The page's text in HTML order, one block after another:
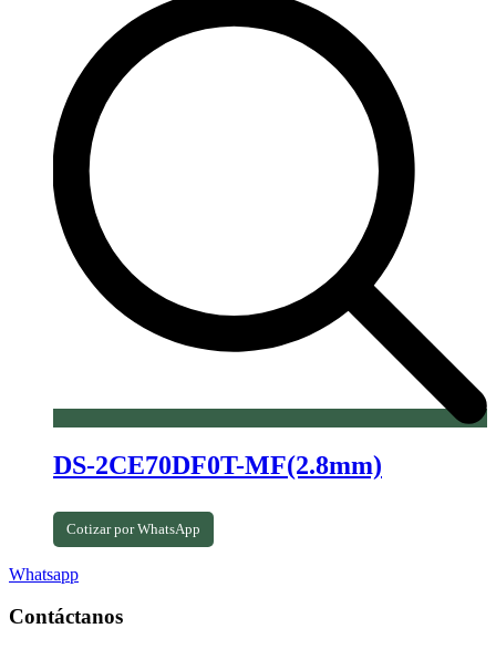
DS-2CE70DF0T-MF(2.8mm)
Cotizar por WhatsApp
Whatsapp
Contáctanos